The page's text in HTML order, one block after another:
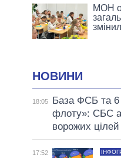
МОН
НОВИНИ
18:05
База ФСБ та 6
флоту»: СБС
ворожих цілей
17:52